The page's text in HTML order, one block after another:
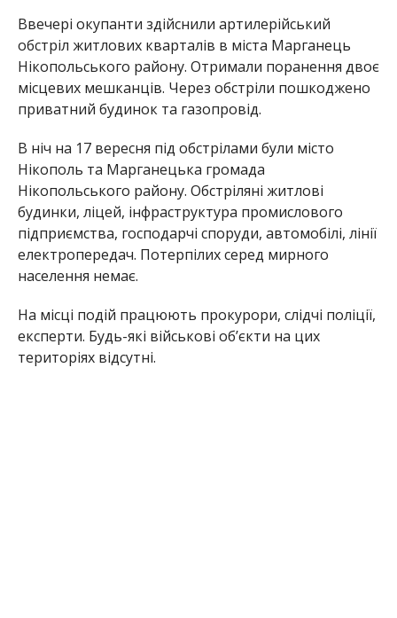
Ввечері окупанти здійснили артилерійський
обстріл житлових кварталів в міста Марганець
Нікопольського району. Отримали поранення двоє
місцевих мешканців. Через обстріли пошкоджено
приватний будинок та газопровід.
В ніч на 17 вересня під обстрілами були місто
Нікополь та Марганецька громада
Нікопольського району. Обстріляні житлові
будинки, ліцей, інфраструктура промислового
підприємства, господарчі споруди, автомобілі, лінії
електропередач. Потерпілих серед мирного
населення немає.
На місці подій працюють прокурори, слідчі поліції,
експерти. Будь-які військові об’єкти на цих
територіях відсутні.